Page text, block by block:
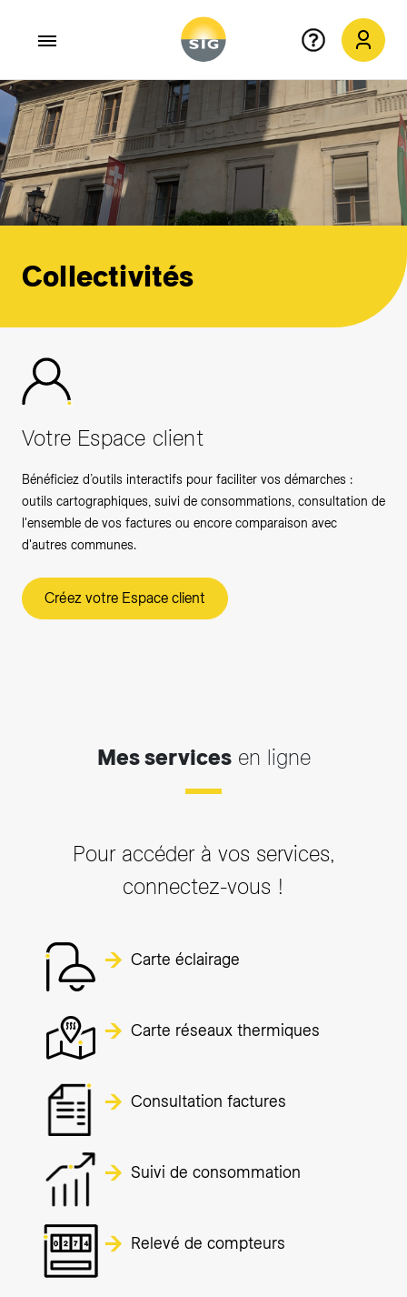
Aller au contenu principal
Collectivités
Votre Espace client
Bénéficiez d’outils interactifs pour faciliter vos démarches :
outils cartographiques, suivi de consommations, consultation de
l'ensemble de vos factures ou encore comparaison avec
d'autres communes.
Créez votre Espace client
Mes servicesen ligne
Pour accéder à vos services,
connectez-vous !
Carte éclairage
Carte réseaux thermiques
Consultation factures
Suivi de consommation
Relevé de compteurs